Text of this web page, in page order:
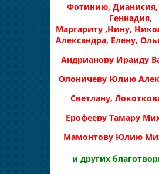
Фотинию, Дианисия,
Геннадия,
Маргариту ,Нину,
Александра, Елену,
Андрианову Ираиду
Олоничеву Юлию
Светлану,
Ерофееву Тамару
Мамонтову Юлию
и других